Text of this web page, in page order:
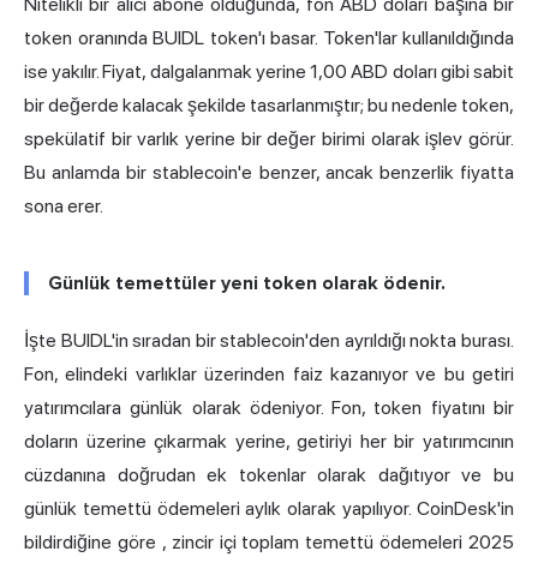
token oranında BUIDL token'ı basar. Token'lar kullanıldığında
ise yakılır. Fiyat, dalgalanmak yerine 1,00 ABD doları gibi sabit
bir değerde kalacak şekilde tasarlanmıştır; bu nedenle token,
spekülatif bir varlık yerine bir değer birimi olarak işlev görür.
Bu anlamda bir stablecoin'e benzer, ancak benzerlik fiyatta
sona erer.
Günlük temettüler yeni token olarak ödenir.
İşte BUIDL'in sıradan bir stablecoin'den ayrıldığı nokta burası.
Fon, elindeki varlıklar üzerinden faiz kazanıyor ve bu getiri
yatırımcılara günlük olarak ödeniyor. Fon, token fiyatını bir
doların üzerine çıkarmak yerine, getiriyi her bir yatırımcının
cüzdanına doğrudan ek tokenlar olarak dağıtıyor ve bu
günlük temettü ödemeleri aylık olarak yapılıyor. CoinDesk'in
bildirdiğine göre , zincir içi toplam temettü ödemeleri 2025